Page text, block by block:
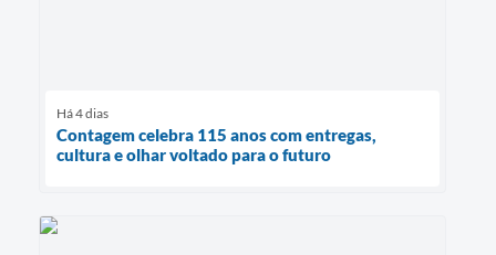
Há 4 dias
Contagem celebra 115 anos com entregas,
cultura e olhar voltado para o futuro